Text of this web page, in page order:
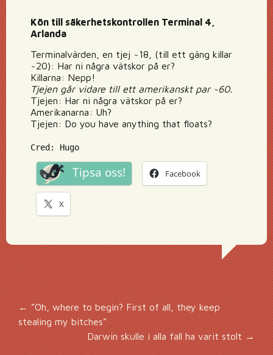
Kön till säkerhetskontrollen Terminal 4,
Arlanda
Terminalvärden, en tjej ~18, (till ett gäng killar
~20): Har ni några vätskor på er?
Killarna: Nepp!
Tjejen går vidare till ett amerikanskt par ~60.
Tjejen: Har ni några vätskor på er?
Amerikanarna: Uh?
Tjejen: Do you have anything that floats?
Cred: Hugo
Tipsa oss! Facebook
X
Inläggsnavigering
←”Oh, where to begin? First of all, they keep
stealing my bitches”
Darwin skulle i alla fall ha varit stolt→